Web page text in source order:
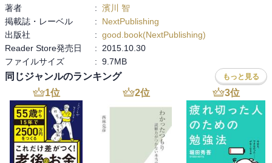
著者
: 濱川 智
掲載誌・レーベル
:
NextPublishing
出版社
: good.book(NextPublishing)
Reader Store発売日
:
2015.10.30
ファイルサイズ
: 9.7MB
同じジャンルのランキング もっと見る
1位 2位 3位